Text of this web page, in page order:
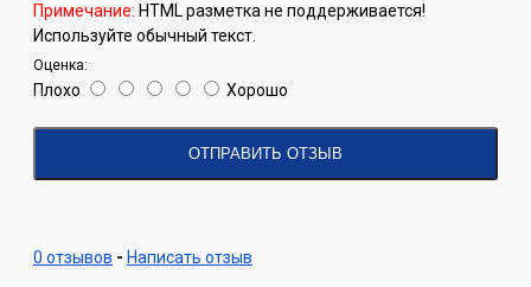
Примечание: HTML разметка не поддерживается!
Используйте обычный текст.
Оценка:
Плохо Хорошо
ОТПРАВИТЬ ОТЗЫВ
0 отзывов - Написать отзыв